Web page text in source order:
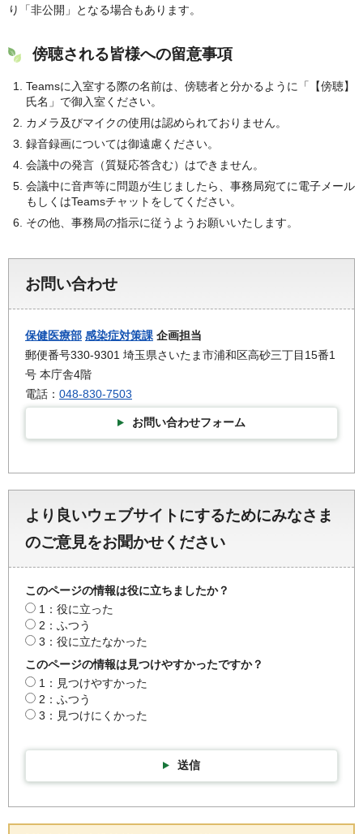
り「非公開」となる場合もあります。
傍聴される皆様への留意事項
Teamsに入室する際の名前は、傍聴者と分かるように「【傍聴】
氏名」で御入室ください。
カメラ及びマイクの使用は認められておりません。
録音録画については御遠慮ください。
会議中の発言（質疑応答含む）はできません。
会議中に音声等に問題が生じましたら、事務局宛てに電子メール
もしくはTeamsチャットをしてください。
その他、事務局の指示に従うようお願いいたします。
お問い合わせ
保健医療部 感染症対策課 企画担当
郵便番号330-9301 埼玉県さいたま市浦和区高砂三丁目15番1
号 本庁舎4階
電話： 048-830-7503
お問い合わせフォーム
より良いウェブサイトにするためにみなさま
のご意見をお聞かせください
このページの情報は役に立ちましたか？
1：役に立った
2：ふつう
3：役に立たなかった
このページの情報は見つけやすかったですか？
1：見つけやすかった
2：ふつう
3：見つけにくかった
送信